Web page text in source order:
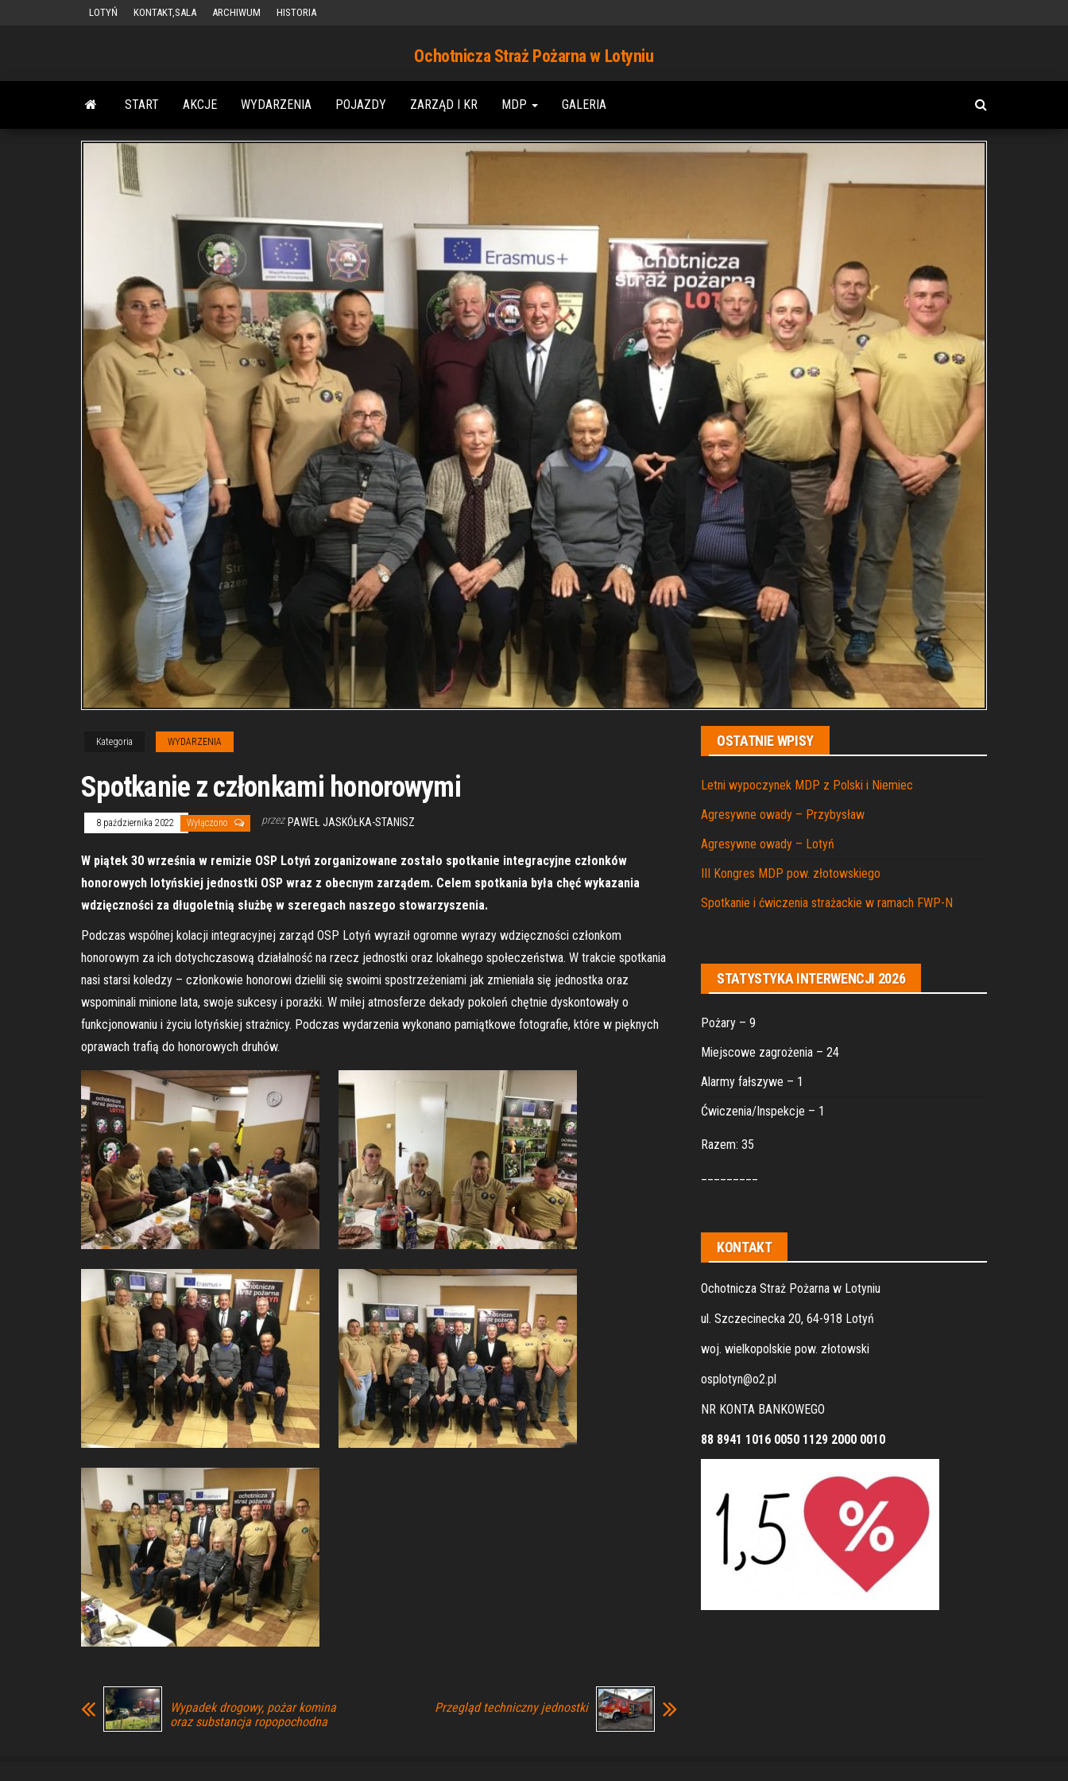
LOTYŃ KONTAKT,SALA ARCHIWUM HISTORIA
Ochotnicza Straż Pożarna w Lotyniu
START AKCJE WYDARZENIA POJAZDY ZARZĄD I KR MDP GALERIA
Kategoria WYDARZENIA
Spotkanie z członkami honorowymi
8 października 2022 Wyłączono przez PAWEŁ JASKÓŁKA-STANISZ
W piątek 30 września w remizie OSP Lotyń zorganizowane zostało spotkanie integracyjne członków
honorowych lotyńskiej jednostki OSP wraz z obecnym zarządem. Celem spotkania była chęć wykazania
wdzięczności za długoletnią służbę w szeregach naszego stowarzyszenia.
Podczas wspólnej kolacji integracyjnej zarząd OSP Lotyń wyraził ogromne wyrazy wdzięczności członkom
honorowym za ich dotychczasową działalność na rzecz jednostki oraz lokalnego społeczeństwa. W trakcie spotkania
nasi starsi koledzy – członkowie honorowi dzielili się swoimi spostrzeżeniami jak zmieniała się jednostka oraz
wspominali minione lata, swoje sukcesy i porażki. W miłej atmosferze dekady pokoleń chętnie dyskontowały o
funkcjonowaniu i życiu lotyńskiej strażnicy. Podczas wydarzenia wykonano pamiątkowe fotografie, które w pięknych
oprawach trafią do honorowych druhów.
Wypadek drogowy, pożar komina
oraz substancja ropopochodna
Przegląd techniczny jednostki
OSTATNIE WPISY
Letni wypoczynek MDP z Polski i Niemiec
Agresywne owady – Przybysław
Agresywne owady – Lotyń
III Kongres MDP pow. złotowskiego
Spotkanie i ćwiczenia strażackie w ramach FWP-N
STATYSTYKA INTERWENCJI 2026
Pożary – 9
Miejscowe zagrożenia – 24
Alarmy fałszywe – 1
Ćwiczenia/Inspekcje – 1
Razem: 35
KONTAKT
Ochotnicza Straż Pożarna w Lotyniu
ul. Szczecinecka 20, 64-918 Lotyń
woj. wielkopolskie pow. złotowski
osplotyn@o2.pl
NR KONTA BANKOWEGO
88 8941 1016 0050 1129 2000 0010